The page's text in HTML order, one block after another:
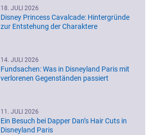
18. JULI 2026
Disney Princess Cavalcade: Hintergründe
zur Entstehung der Charaktere
14. JULI 2026
Fundsachen: Was in Disneyland Paris mit
verlorenen Gegenständen passiert
11. JULI 2026
Ein Besuch bei Dapper Dan’s Hair Cuts in
Disneyland Paris